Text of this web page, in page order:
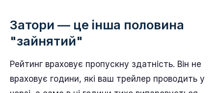
Затори — це інша половина
"зайнятий"
Рейтинг враховує пропускну здатність. Він не
враховує години, які ваш трейлер проводить у